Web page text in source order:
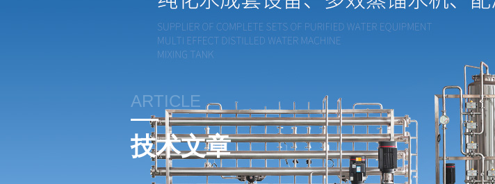
ARTICLE
技术文章